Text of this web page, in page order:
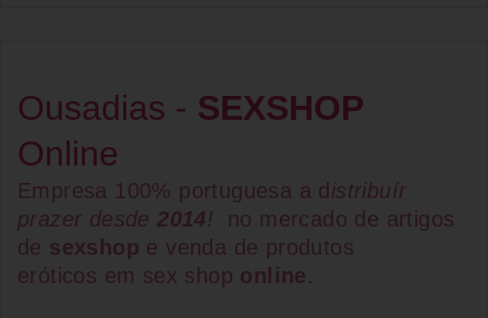
Ousadias - SEXSHOP
Online
Empresa 100% portuguesa a d istribuír
prazer desde2014!
no mercado de artigos
de sexshop e venda de produtos
eróticos em sex shop online.